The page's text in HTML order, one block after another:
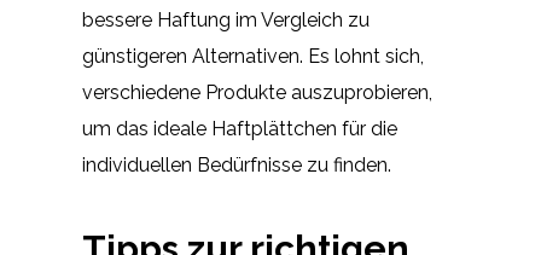
bessere Haftung im Vergleich zu
günstigeren Alternativen. Es lohnt sich,
verschiedene Produkte auszuprobieren,
um das ideale Haftplättchen für die
individuellen Bedürfnisse zu finden.